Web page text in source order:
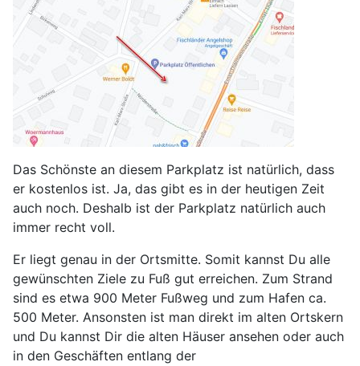
Das Schönste an diesem Parkplatz ist natürlich, dass
er kostenlos ist. Ja, das gibt es in der heutigen Zeit
auch noch. Deshalb ist der Parkplatz natürlich auch
immer recht voll.
Er liegt genau in der Ortsmitte. Somit kannst Du alle
gewünschten Ziele zu Fuß gut erreichen. Zum Strand
sind es etwa 900 Meter Fußweg und zum Hafen ca.
500 Meter. Ansonsten ist man direkt im alten Ortskern
und Du kannst Dir die alten Häuser ansehen oder auch
in den Geschäften entlang der